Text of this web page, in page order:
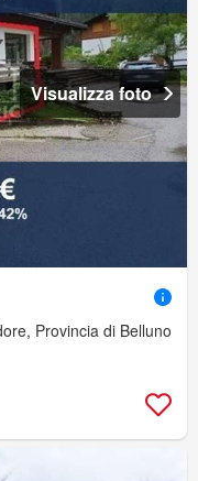
Visualizza foto
Provincia di Belluno